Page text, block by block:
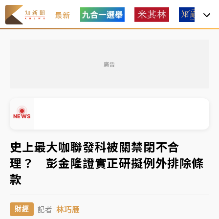
最新
廣告
NEWS
中信慈善基金會想增加董事人數！辜仲諒向法院聲請遭
駁 理由曝光
故宮《龍藏經》特展第2檔！今線上預約開賣一度塞車
周六起展出延長至晚上7時
台東農業處長涉圖利渡假村！東檢抗告成功 今重開羈
押庭
父親節泡湯了！中颱白海豚雨彈轟3天 「紅到發紫」降
雨熱區曝
▼
史上最大咖聯發科被關禁閉不合
理？ 彭金隆證實正研擬例外排除條
款
財經 記者 林巧雁